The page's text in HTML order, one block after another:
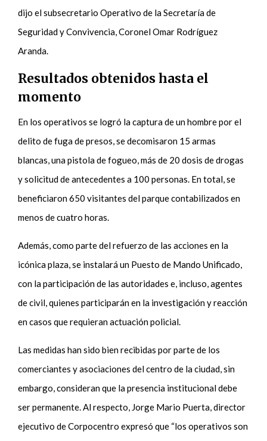
dijo el subsecretario Operativo de la Secretaría de
Seguridad y Convivencia, Coronel Omar Rodríguez
Aranda.
Resultados obtenidos hasta el
momento
En los operativos se logró la captura de un hombre por el
delito de fuga de presos, se decomisaron 15 armas
blancas, una pistola de fogueo, más de 20 dosis de drogas
y solicitud de antecedentes a 100 personas. En total, se
beneficiaron 650 visitantes del parque contabilizados en
menos de cuatro horas.
Además, como parte del refuerzo de las acciones en la
icónica plaza, se instalará un Puesto de Mando Unificado,
con la participación de las autoridades e, incluso, agentes
de civil, quienes participarán en la investigación y reacción
en casos que requieran actuación policial.
Las medidas han sido bien recibidas por parte de los
comerciantes y asociaciones del centro de la ciudad, sin
embargo, consideran que la presencia institucional debe
ser permanente. Al respecto, Jorge Mario Puerta, director
ejecutivo de Corpocentro expresó que “los operativos son